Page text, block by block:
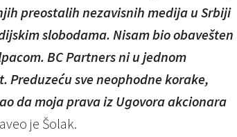
preostalih nezavisnih medija u Srbiji
slobodama. Nisam bio obavešten
BC Partners ni u jednom
sve neophodne korake,
da moja prava iz Ugovora akcionara
je Šolak.